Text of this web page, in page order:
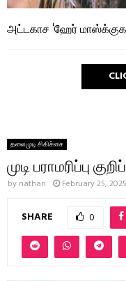
அட்டகாச ‘ஹேர்
தலைமுடி சிகிச்சை
முடி பராமரிப்பு
by nathan February 25, 2025
SHARE 0